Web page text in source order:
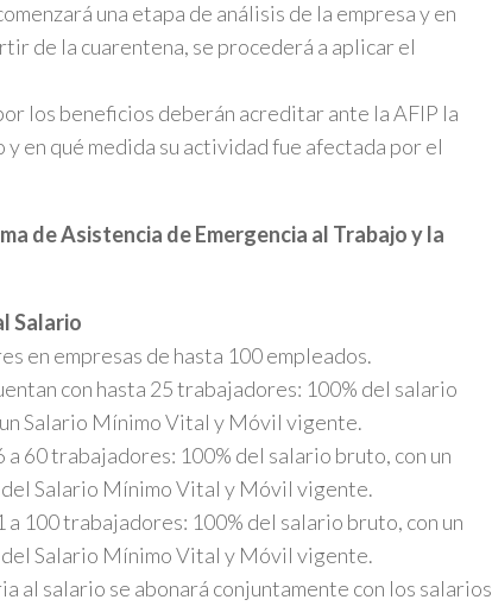
una etapa de análisis de la empresa y en
de la cuarentena, se procederá a aplicar el
los beneficios deberán acreditar ante la AFIP la
y en qué medida su actividad fue afectada por el
de Asistencia de Emergencia al Trabajo y la
Salario
en empresas de hasta 100 empleados.
con hasta 25 trabajadores: 100% del salario
Salario Mínimo Vital y Móvil vigente.
a 60 trabajadores: 100% del salario bruto, con un
del Salario Mínimo Vital y Móvil vigente.
a 100 trabajadores: 100% del salario bruto, con un
del Salario Mínimo Vital y Móvil vigente.
al salario se abonará conjuntamente con los salarios